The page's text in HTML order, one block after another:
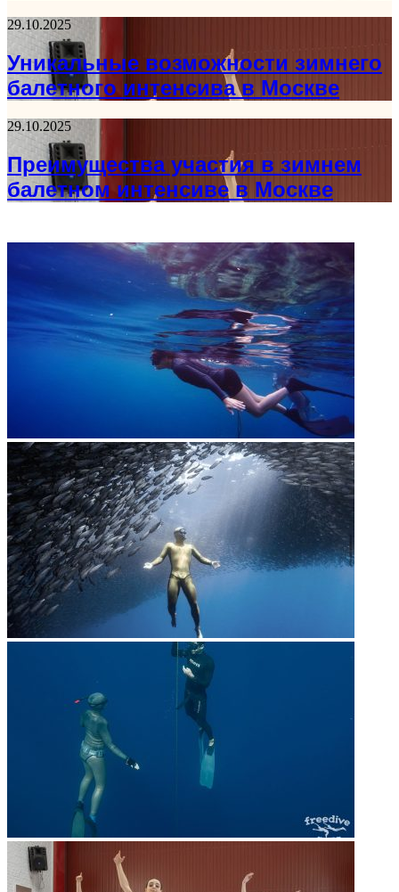
29.10.2025
Уникальные возможности зимнего
балетного интенсива в Москве
29.10.2025
Преимущества участия в зимнем
балетном интенсиве в Москве